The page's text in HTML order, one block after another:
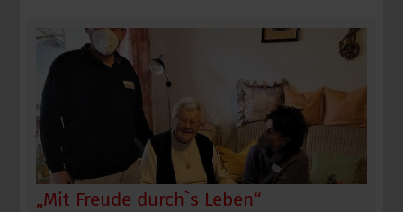
„Mit Freude durch`s Leben“